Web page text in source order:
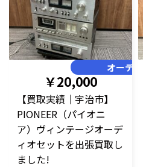
オーディ
￥20,000
【買取実績｜宇治市】
PIONEER（パイオニ
ア）ヴィンテージオーデ
ィオセットを出張買取し
ました!